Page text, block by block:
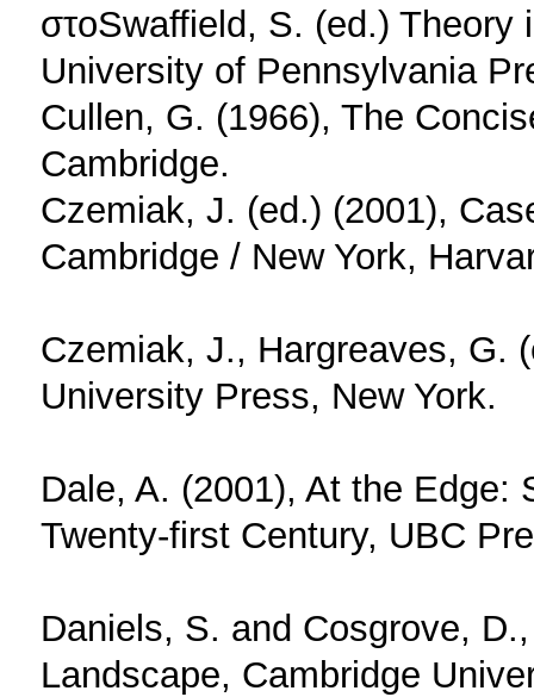
στοSwaffield, S. (ed.) Theory
University of Pennsylvania
Cullen, G. (1966), The
Cambridge.
Czemiak, J. (ed.) (2001),
Cambridge / New York,
Czemiak, J., Hargreaves, G.
University Press, New York.
Dale, A. (2001), At the Edge:
Twenty-first Century, UBC
Daniels, S. and Cosgrove,
Landscape, Cambridge